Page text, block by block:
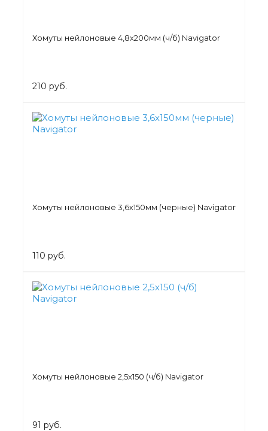
Хомуты нейлоновые 4,8х200мм (ч/б) Navigator
210 руб.
Хомуты нейлоновые 3,6х150мм (черные) Navigator
110 руб.
Хомуты нейлоновые 2,5х150 (ч/б) Navigator
91 руб.